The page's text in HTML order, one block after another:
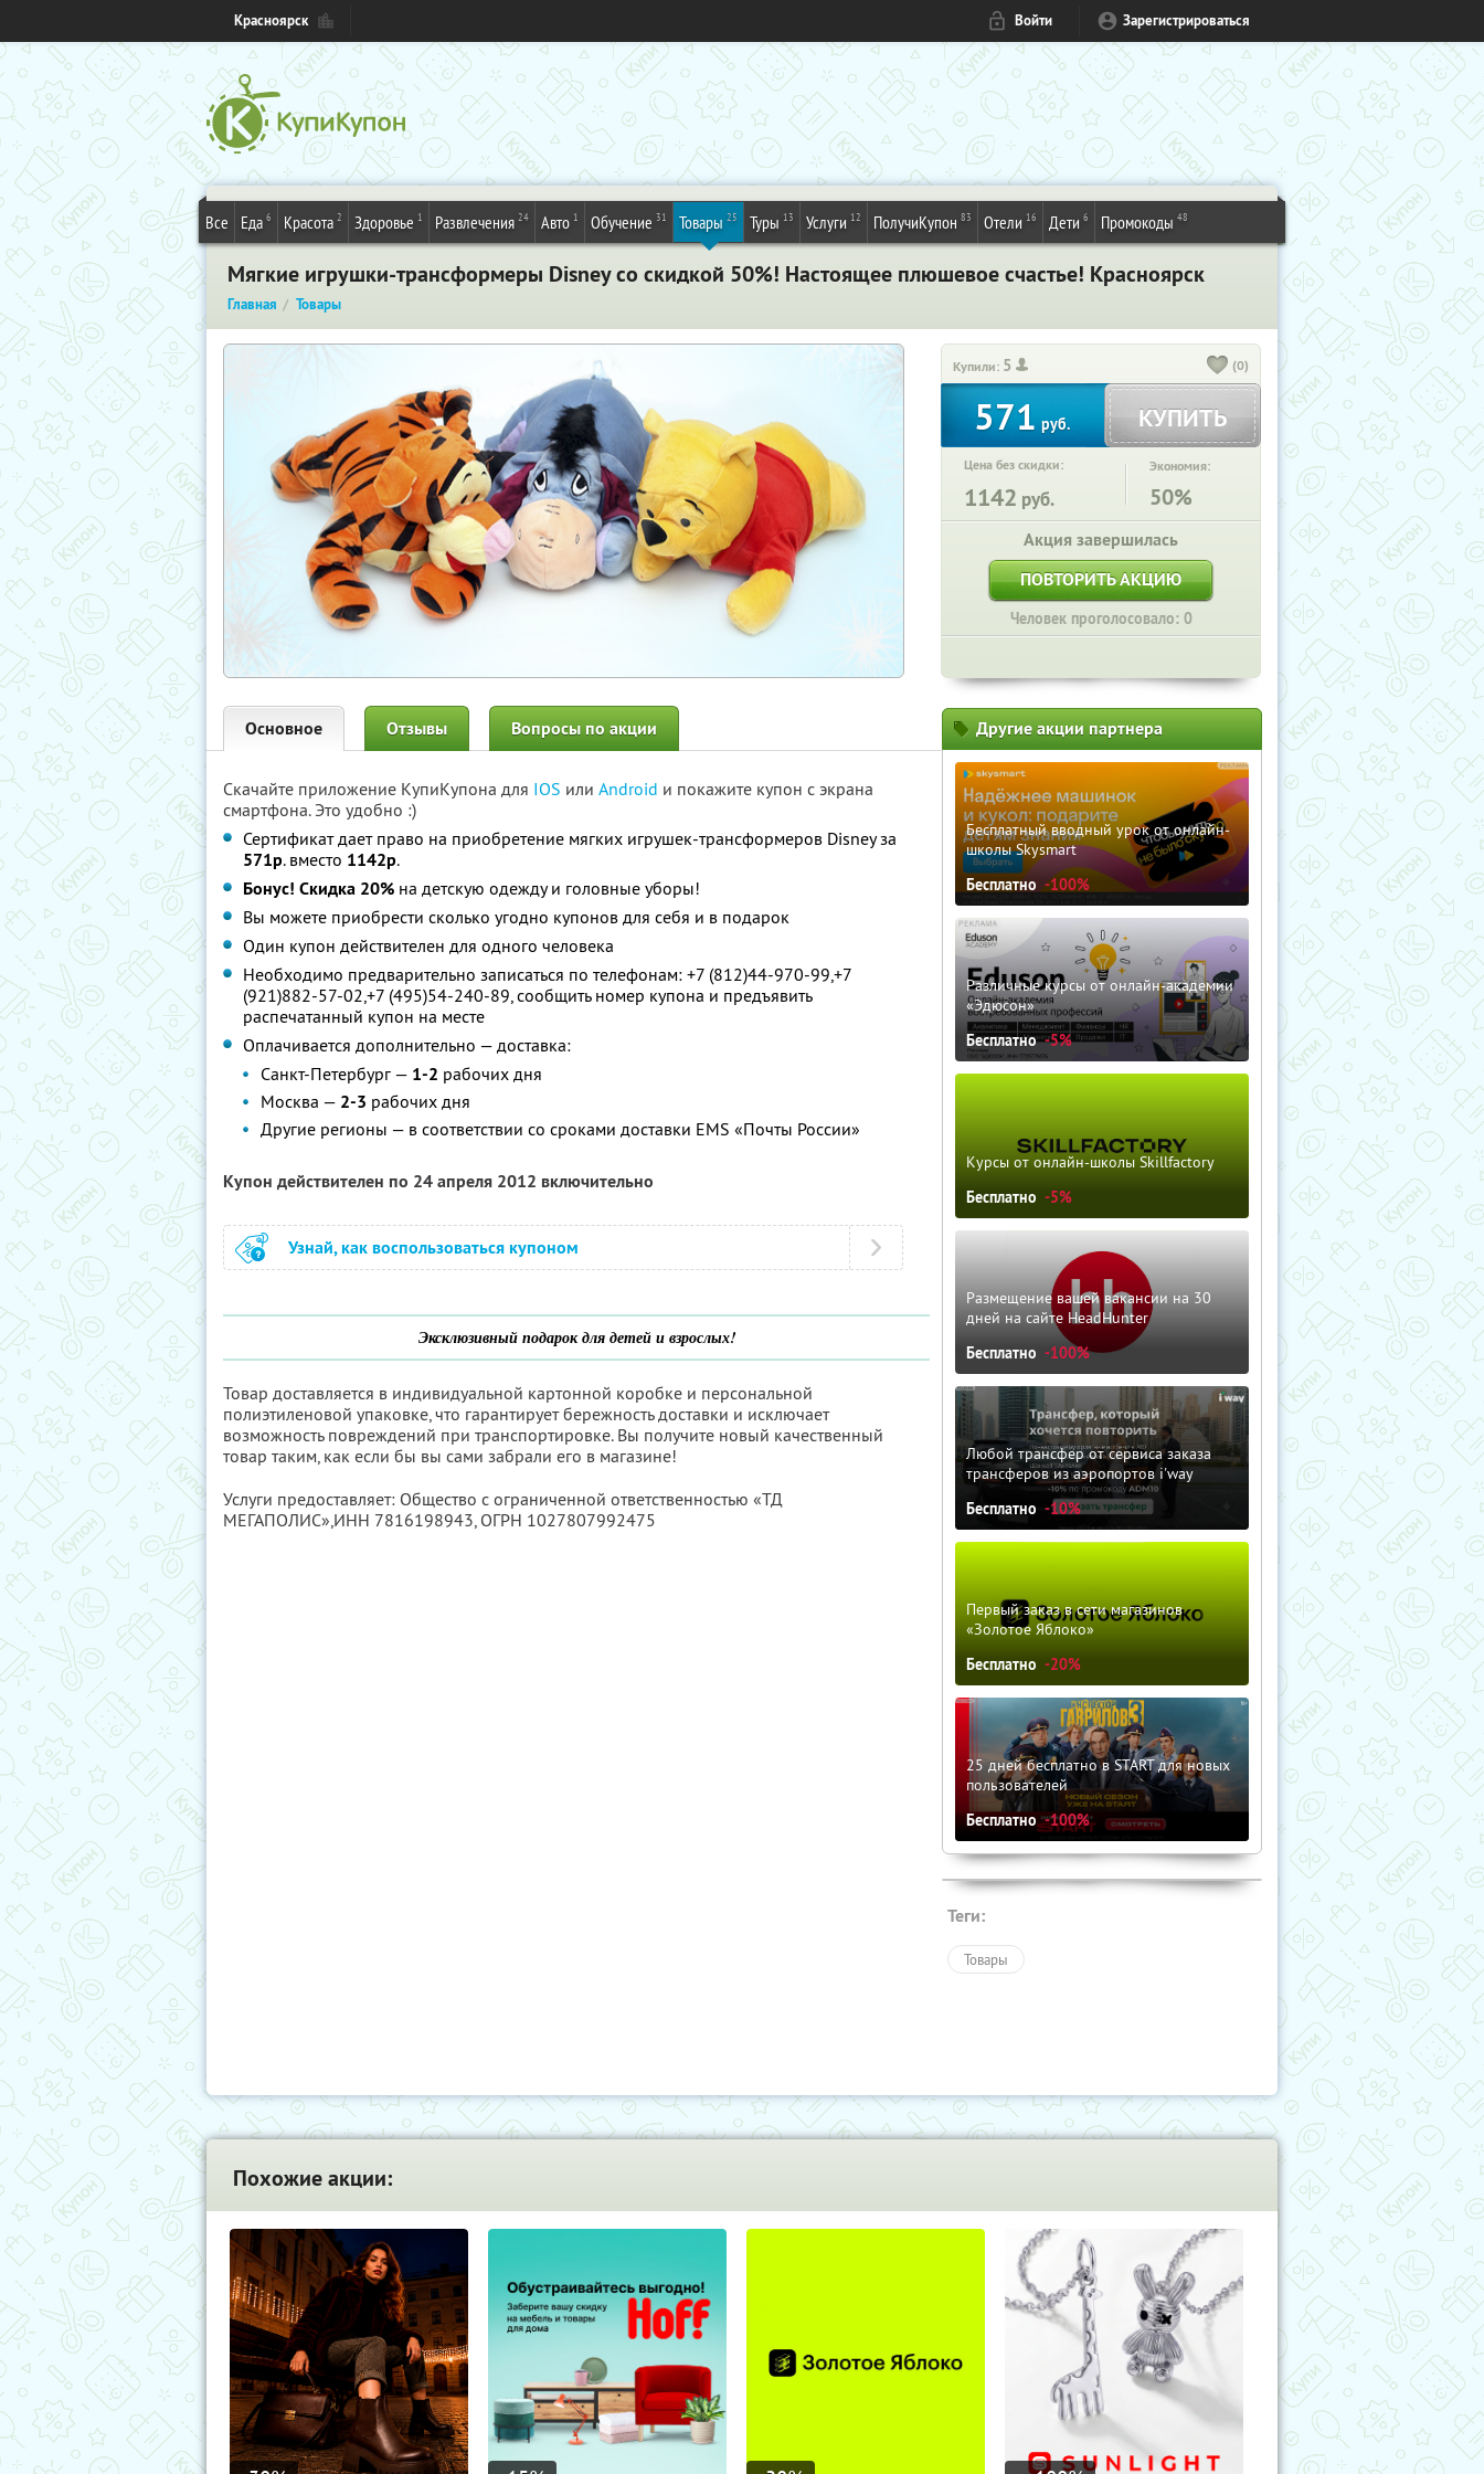
Красноярск Войти Зарегистрироваться
Все Еда 6 Красота 2 Здоровье 1 Развлечения 24 Авто 1 Обучение 31 Товары 25 Туры 13 Услуги 12 ПолучиКупон 83 Отели 16 Дети 6 Промокоды 48
Мягкие игрушки-трансформеры Disney со скидкой 50%! Настоящее плюшевое счастье! Красноярск
Главная Товары
Купили: 5 (0)
571 руб. КУПИТЬ
Цена без скидки:
1142 руб.
Экономия:
50%
Акция завершилась
ПОВТОРИТЬ АКЦИЮ
Человек проголосовало: 0
Основное Отзывы Вопросы по акции
Скачайте приложение КупиКупона для IOS или Android и покажите купон с экрана
смартфона. Это удобно :)
Сертификат дает право на приобретение мягких игрушек-трансформеров Disney за
571р. вместо 1142р.
Бонус! Скидка 20% на детскую одежду и головные уборы!
Вы можете приобрести сколько угодно купонов для себя и в подарок
Один купон действителен для одного человека
Необходимо предварительно записаться по телефонам: +7 (812)44-970-99,+7
(921)882-57-02,+7 (495)54-240-89, сообщить номер купона и предъявить
распечатанный купон на месте
Оплачивается дополнительно — доставка:
Санкт-Петербург — 1-2 рабочих дня
Москва — 2-3 рабочих дня
Другие регионы — в соответствии со сроками доставки EMS «Почты России»
Купон действителен по 24 апреля 2012 включительно
Узнай, как воспользоваться купоном
Эксклюзивный подарок для детей и взрослых!
Товар доставляется в индивидуальной картонной коробке и персональной
полиэтиленовой упаковке, что гарантирует бережность доставки и исключает
возможность повреждений при транспортировке. Вы получите новый качественный
товар таким, как если бы вы сами забрали его в магазине!
Услуги предоставляет: Общество с ограниченной ответственностью «ТД
МЕГАПОЛИС»,ИНН 7816198943, ОГРН 1027807992475
Другие акции партнера
Бесплатный вводный урок от онлайн-
школы Skysmart
Бесплатно -100%
Различные курсы от онлайн-академии
«Эдюсон»
Бесплатно -5%
Курсы от онлайн-школы Skillfactory
Бесплатно -5%
Размещение вашей вакансии на 30
дней на сайте HeadHunter
Бесплатно -100%
Любой трансфер от сервиса заказа
трансферов из аэропортов i'way
Бесплатно -10%
Первый заказ в сети магазинов
«Золотое Яблоко»
Бесплатно -20%
25 дней бесплатно в START для новых
пользователей
Бесплатно -100%
Теги:
Товары
Похожие акции: